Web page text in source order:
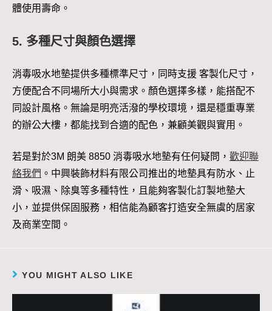
體使用壽命。
5. 多種尺寸與顏色選擇
消毒吸水地墊提供多種標準尺寸，同時支援 客製化尺寸，
方便配合不同場所大小與需求。顏色選擇多樣，能搭配不
同設計風格。無論是明亮活潑的學校環境，還是穩重專業
的辦公大樓，都能找到合適的配色，兼顧美觀與實用。
若是對於3M 朗美 8850 消毒吸水地墊有任何疑問， 歡迎聯
絡我們 。中興裝飾材料有限公司推出的地墊具有防水、止
滑、吸濕、除臭等多種特性，且能夠客製化訂製地墊大
小，並提供保固服務，相信能為顧客打造安全無虞的居家
及商業空間。
YOU MIGHT ALSO LIKE